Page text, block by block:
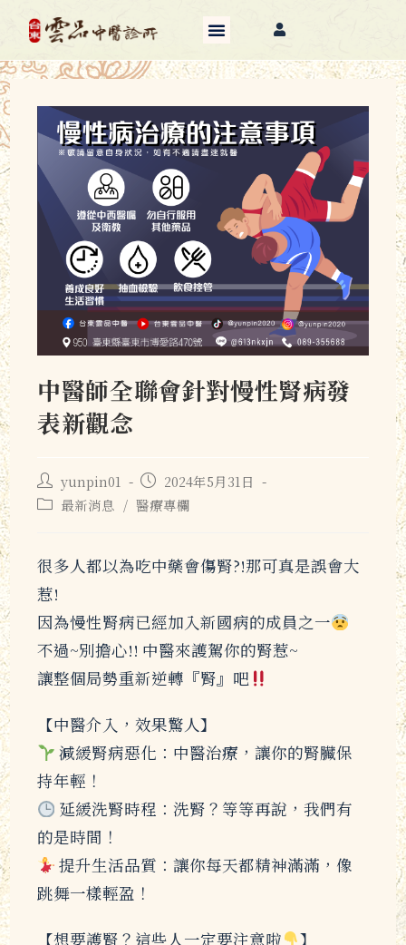
中醫師全聯會針對慢性腎病發
表新觀念
yunpin01
2024年5月31日
最新消息 / 醫療專欄
很多人都以為吃中藥會傷腎?!那可真是誤會大
惹!
因為慢性腎病已經加入新國病的成員之一
不過~別擔心!! 中醫來護駕你的腎惹~
讓整個局勢重新逆轉『腎』吧
【中醫介入，效果驚人】
減緩腎病惡化：中醫治療，讓你的腎臟保
持年輕！
延緩洗腎時程：洗腎？等等再說，我們有
的是時間！
提升生活品質：讓你每天都精神滿滿，像
跳舞一樣輕盈！
【想要護腎？這些人一定要注意啦
】